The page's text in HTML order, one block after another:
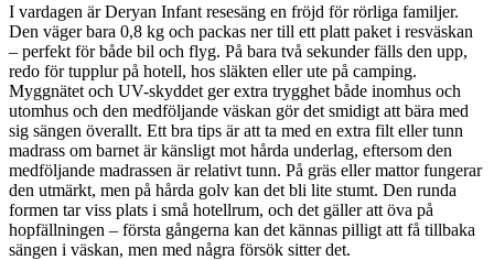
I vardagen är Deryan Infant resesäng en fröjd för rörliga familjer.
Den väger bara 0,8 kg och packas ner till ett platt paket i resväskan
– perfekt för både bil och flyg. På bara två sekunder fälls den upp,
redo för tupplur på hotell, hos släkten eller ute på camping.
Myggnätet och UV-skyddet ger extra trygghet både inomhus och
utomhus och den medföljande väskan gör det smidigt att bära med
sig sängen överallt. Ett bra tips är att ta med en extra filt eller tunn
madrass om barnet är känsligt mot hårda underlag, eftersom den
medföljande madrassen är relativt tunn. På gräs eller mattor fungerar
den utmärkt, men på hårda golv kan det bli lite stumt. Den runda
formen tar viss plats i små hotellrum, och det gäller att öva på
hopfällningen – första gångerna kan det kännas pilligt att få tillbaka
sängen i väskan, men med några försök sitter det.